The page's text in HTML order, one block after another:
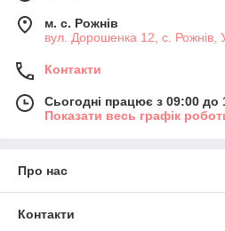
м. с. Рожнів
вул. Дорошенка 12, с. Рожнів,
Контакти
Сьогодні працює з 09:00 до
Показати весь графік
Про нас
Контакти